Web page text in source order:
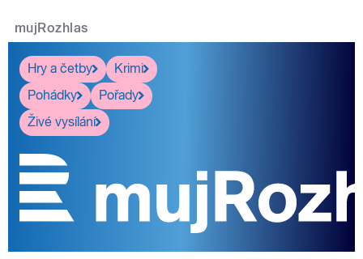
mujRozhlas
Hry a četby
Krimi
Pohádky
Pořady
Živé vysílání